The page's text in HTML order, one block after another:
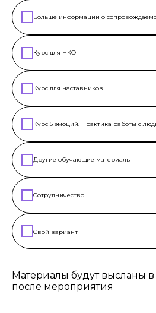
Больше информации о
Курс для НКО
Курс для наставников
Курс 5 эмоций. Практика работы с
Другие обучающие материалы
Сотрудничество
Свой вариант
Материалы будут высланы
после мероприятия